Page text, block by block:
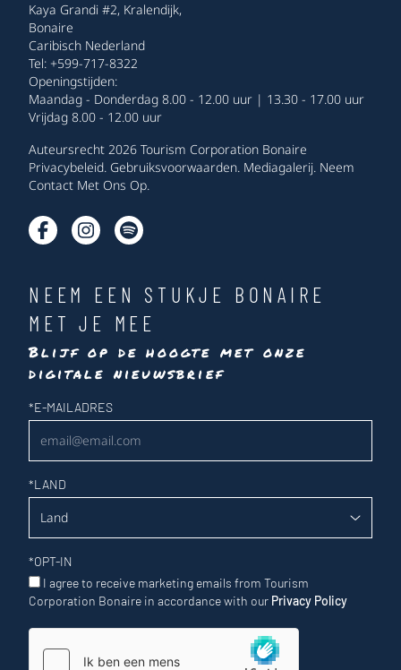
Kaya Grandi #2, Kralendijk,
Bonaire
Caribisch Nederland
Tel: +599-717-8322
Openingstijden:
Maandag - Donderdag 8.00 - 12.00 uur | 13.30 - 17.00 uur
Vrijdag 8.00 - 12.00 uur
Auteursrecht 2026 Tourism Corporation Bonaire
Privacybeleid. Gebruiksvoorwaarden. Mediagalerij. Neem
Contact Met Ons Op.
NEEM EEN STUKJE BONAIRE
MET JE MEE
Blijf op de hoogte met onze
digitale nieuwsbrief
Nieuwsbrief
*E-MAILADRES
*LAND
*OPT-IN
I agree to receive marketing emails from Tourism
Corporation Bonaire in accordance with our Privacy Policy